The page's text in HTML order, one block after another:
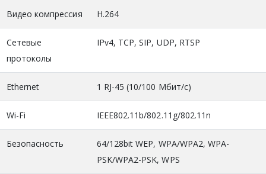
Видео компрессия H.264
Сетевые
протоколы
IPv4, TCP, SIP, UDP, RTSP
Ethernet 1 RJ-45 (10/100 Mбит/с)
Wi-Fi IEEE802.11b/802.11g/802.11n
Безопасность
64/128bit WEP, WPA/WPA2, WPA-
PSK/WPA2-PSK, WPS